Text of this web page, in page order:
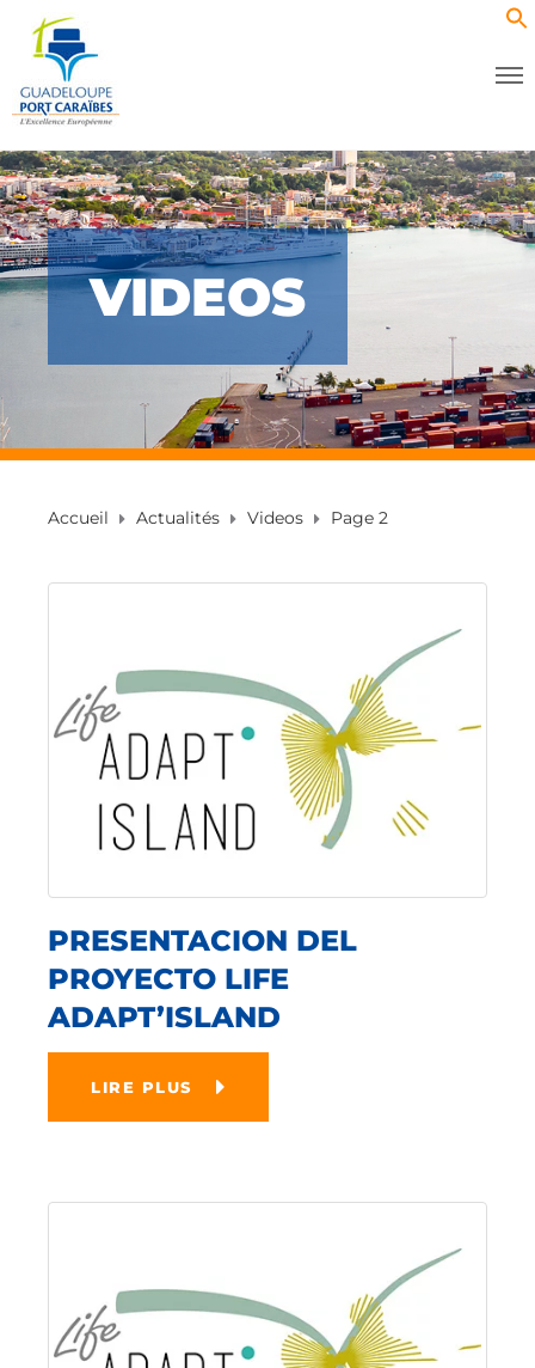
VIDEOS
Accueil Actualités Videos Page 2
PRESENTACION DEL
PROYECTO LIFE
ADAPT’ISLAND
LIRE PLUS